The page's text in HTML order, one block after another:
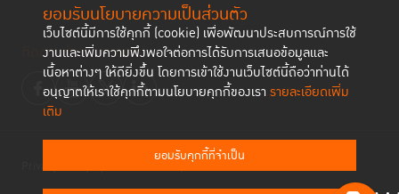
ยอมรับนโยบายความเป็นส่วนตัว
เว็บไซต์นี้มีการใช้คุกกี้ (cookie) เพื่อพัฒนาประสบการณ์การใช้
งานและเพิ่มความพึงพอใจต่อการได้รับการเสนอข้อมูลและ
เนื้อหาต่างๆ ให้ดียิ่งขึ้น โดยการเข้าใช้งานเว็บไซต์นี้ถือว่าท่านได้
อนุญาตให้เราใช้คุกกี้ตามนโยบายคุกกี้ของเรา รายละเอียดเพิ่ม
เติม
ยอมรับคุกกี้ที่จำเป็น
ในประเทศไทย
“คนที่ไม่มีเงินมากพอ จะถูกขังแทนการจ่ายค่าปรับ ซึ่งไม่แตกต่างจากการถูก
จำคุกเลย แค่ใช้ชื่อต่างกันเท่านั้นเอง แทนที่รัฐจะได้ประโยชน์กลับเสียประโยชน์
เพราะต้องมาดูแลเขาอย่างดี แทนที่จะทำให้เขากลับไปอยู่ในสังคม สร้างมูลค่า
เพิ่มหรือไปทำอะไรที่เป็นประโยชน์ต่อประเทศ กลับกลายเป็นว่ารัฐต้องมาดูแลส่ง
เสียเลี้ยงดู จากโครงการ ‘กินอิ่มนอนอุ่น’ ของกระทรวงยุติธรรม ทำให้เรือนจำ
จะเห็นได้ว่า มีหลายปัจจัยที่ส่งเสริมให้เกิดการทำผิดซ้ำ และส่งผลต่อคนล้น
เรือนจำ ปัญหาทั้งหมดวนเวียนเป็นวงกลม จำเป็นต้องแก้ไปทีละเปลาะอย่าง
ติดตามช่องทาง social
Privacy Policy Cookies Policy